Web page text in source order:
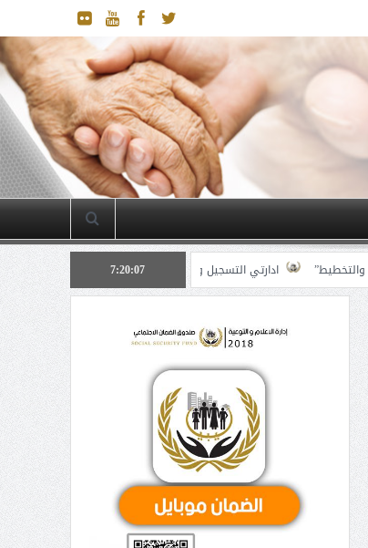
ادارتي التسجيل والاشتراكات والتفتيش والاعلام والتوعية الضمانية
7:20:08